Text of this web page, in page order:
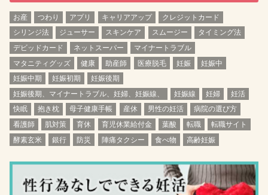
お産 つわり アプリ キャリアアップ
クレジットカード
シリンジ法
ジューサー スキンケア スムージー
タイミング法
デビッドカード
ネットスーパー
マイナートラブル
マタニティグッズ
健康 助産師 医療脱毛 妊娠
妊娠中
妊娠中期
妊娠初期
妊娠後期
妊娠後期、マイナートラブル、妊婦、妊娠線、
妊娠線 妊婦
妊活
快眠
抱き枕 母子健康手帳 産休 男性の妊活
病院の選び方
看護師
肌対策 育休 育児休業給付金 葉酸 転職
転職サイト
酵素玄米
銀行 防災 陣痛タクシー 食べ物 高齢妊娠